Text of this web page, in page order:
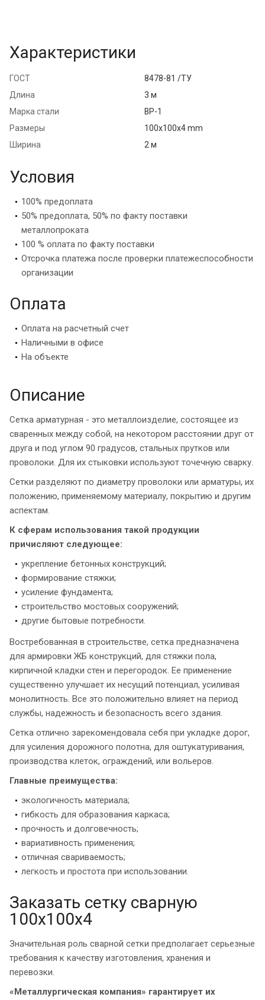
Характеристики
ГОСТ
8478-81 /ТУ
Длина
3 м
Марка стали
ВР-1
Размеры
100x100x4 mm
Ширина
2 м
Условия
100% предоплата
50% предоплата, 50% по факту поставки
металлопроката
100 % оплата по факту поставки
Отсрочка платежа после проверки платежеспособности
организации
Оплата
Оплата на расчетный счет
Наличными в офисе
На объекте
Описание
Сетка арматурная - это металлоизделие, состоящее из
сваренных между собой, на некотором расстоянии друг от
друга и под углом 90 градусов, стальных прутков или
проволоки. Для их стыковки используют точечную сварку.
Сетки разделяют по диаметру проволоки или арматуры, их
положению, применяемому материалу, покрытию и другим
аспектам.
К сферам использования такой продукции
причисляют следующее:
укрепление бетонных конструкций;
формирование стяжки;
усиление фундамента;
строительство мостовых сооружений;
другие бытовые потребности.
Востребованная в строительстве, сетка предназначена
для армировки ЖБ конструкций, для стяжки пола,
кирпичной кладки стен и перегородок. Ее применение
существенно улучшает их несущий потенциал, усиливая
монолитность. Все это положительно влияет на период
службы, надежность и безопасность всего здания.
Сетка отлично зарекомендовала себя при укладке дорог,
для усиления дорожного полотна, для оштукатуривания,
производства клеток, ограждений, или вольеров.
Главные преимущества:
экологичность материала;
гибкость для образования каркаса;
прочность и долговечность;
вариативность применения;
отличная свариваемость;
легкость и простота при использовании.
Заказать сетку сварную
100х100х4
Значительная роль сварной сетки предполагает серьезные
требования к качеству изготовления, хранения и
перевозки.
«Металлургическая компания» гарантирует их